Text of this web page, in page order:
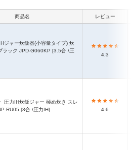
商品名 レビュー
ラック JPD-G060KP [3.5合 /圧
4.3
RU05 [3合 /圧力IH]
4.6